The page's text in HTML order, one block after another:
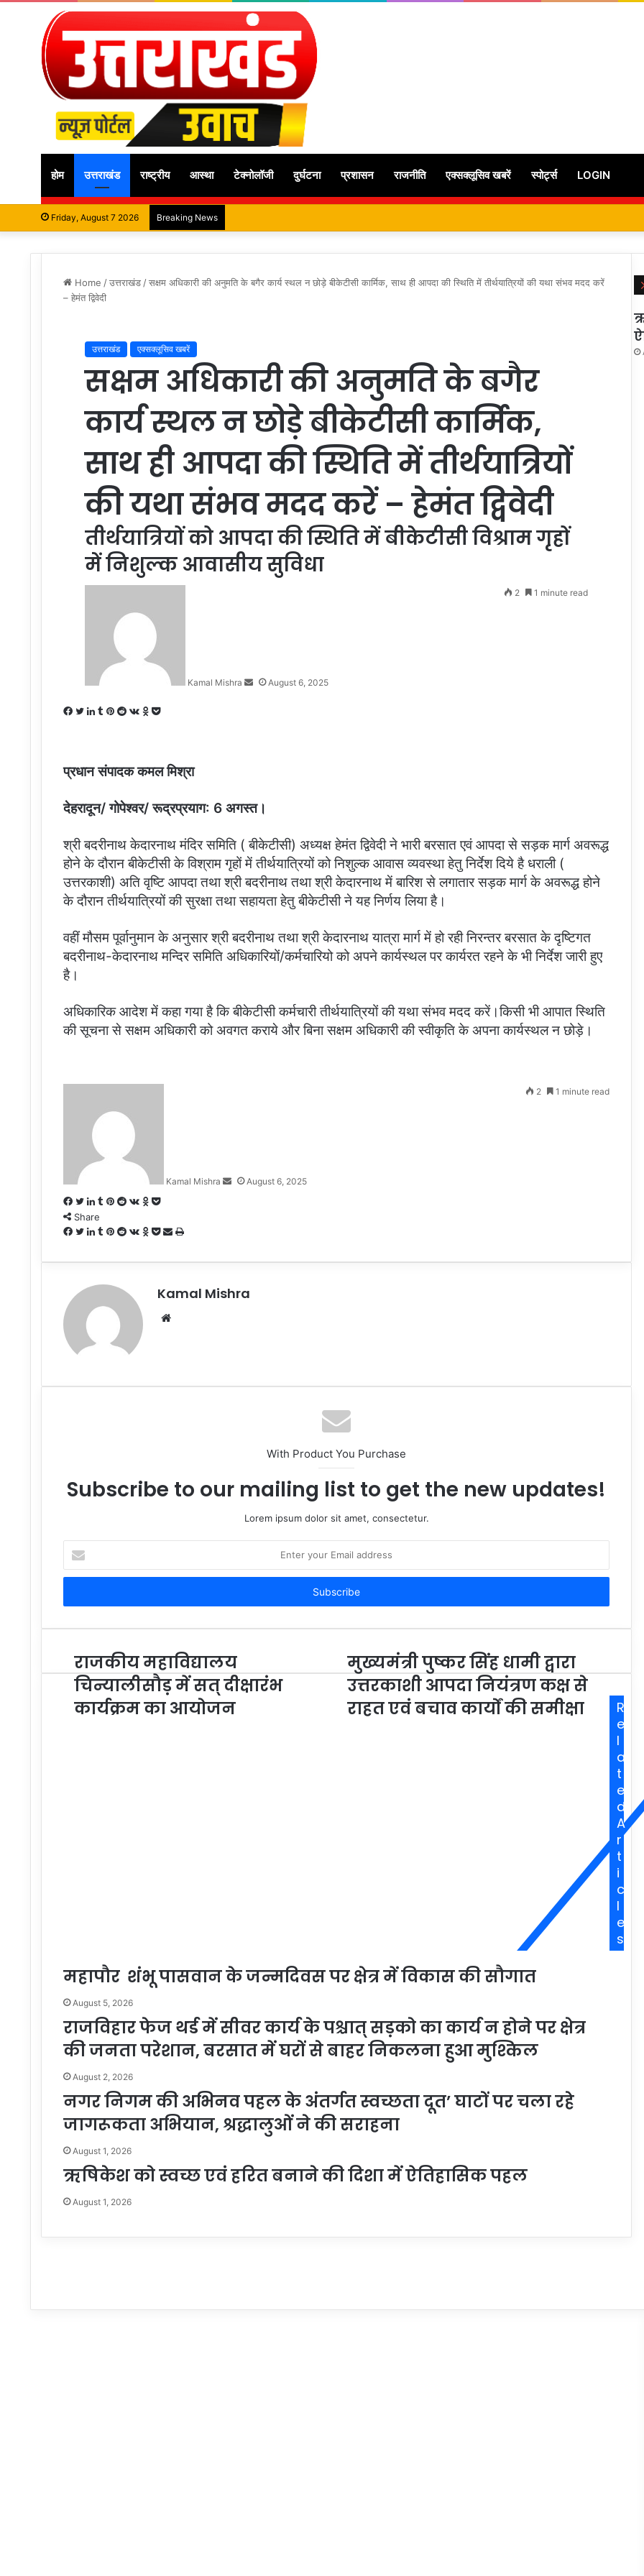
होम उत्तराखंड राष्ट्रीय आस्था टेक्नोलॉजी दुर्घटना प्रशासन राजनीति एक्सक्लूसिव खबरें स्पोर्ट्स LOGIN
Friday, August 7 2026 Breaking News
Home /उत्तराखंड /सक्षम अधिकारी की अनुमति के बगैर कार्य स्थल‌ न छोड़े बीकेटीसी कार्मिक, साथ ही आपदा की स्थिति में तीर्थयात्रियों की यथा संभव मदद करें
– हेमंत द्विवेदी
उत्तराखंड एक्सक्लूसिव खबरें
सक्षम अधिकारी की अनुमति के बगैर
कार्य स्थल‌ न छोड़े बीकेटीसी कार्मिक,
साथ ही आपदा की स्थिति में तीर्थयात्रियों
की यथा संभव मदद करें – हेमंत द्विवेदी
तीर्थयात्रियों को आपदा की स्थिति में बीकेटीसी विश्राम गृहों
में निशुल्क आवासीय सुविधा
Kamal Mishra August 6, 2025
2 1 minute read
Facebook
Twitter
LinkedIn
Tumblr
Pinterest
RedditVKontakte
Odnoklassniki
Pocket
प्रधान संपादक कमल मिश्रा
देहरादून/ गोपेश्वर/ रूद्रप्रयाग: 6 अगस्त।
श्री बदरीनाथ केदारनाथ मंदिर समिति ( बीकेटीसी) अध्यक्ष हेमंत द्विवेदी ने भारी बरसात एवं आपदा से सड़क मार्ग अवरूद्ध
होने के दौरान बीकेटीसी के विश्राम गृहों में तीर्थयात्रियों को निशुल्क आवास व्यवस्था हेतु निर्देश दिये है धराली (
उत्तरकाशी) अति वृष्टि आपदा तथा श्री बदरीनाथ तथा श्री केदारनाथ में बारिश से लगातार सड़क मार्ग के अवरूद्ध होने
के दौरान तीर्थयात्रियों की सुरक्षा तथा सहायता हेतु बीकेटीसी ने यह निर्णय लिया है।
वहीं मौसम पूर्वानुमान के अनुसार श्री बदरीनाथ तथा श्री केदारनाथ यात्रा मार्ग में हो रही निरन्तर बरसात के दृष्टिगत
बदरीनाथ-केदारनाथ मन्दिर समिति अधिकारियों/कर्मचारियो को अपने कार्यस्थल पर कार्यरत रहने के भी निर्देश जारी हुए
है।
अधिकारिक आदेश में कहा गया है कि बीकेटीसी कर्मचारी तीर्थयात्रियों की यथा संभव मदद करें।किसी भी आपात स्थिति
की सूचना से सक्षम अधिकारी को अवगत कराये और बिना सक्षम अधिकारी की स्वीकृति के अपना कार्यस्थल न छोड़े।
Kamal Mishra August 6, 2025
2 1 minute read
Facebook
Twitter
LinkedIn
Tumblr
Pinterest
RedditVKontakte
Odnoklassniki
Pocket
Share
Facebook
Twitter
LinkedIn
Tumblr
Pinterest
RedditVKontakte
Odnoklassniki
Pocket
Share
Email
Print
Kamal Mishra
Website
With Product You Purchase
Subscribe to our mailing list to get the new updates!
Lorem ipsum dolor sit amet, consectetur.
your
Email
राजकीय महाविद्यालय
चिन्यालीसौड़ में सत् दीक्षारंभ
कार्यक्रम का आयोजन
मुख्यमंत्री पुष्कर सिंह धामी द्वारा
उत्तरकाशी आपदा नियंत्रण कक्ष से
राहत एवं बचाव कार्यों की समीक्षा
R
e
l
a
t
e
d
A
r
t
i
c
l
e
s
महापौर शंभू पासवान के जन्मदिवस पर क्षेत्र में विकास की सौगात
August 5, 2026
राजविहार फेज थर्ड में सीवर कार्य के पश्चात् सड़को का कार्य न होने पर क्षेत्र
की जनता परेशान, बरसात में घरों से बाहर निकलना हुआ मुश्किल
August 2, 2026
नगर निगम की अभिनव पहल के अंतर्गत स्वच्छता दूत’ घाटों पर चला रहे
जागरूकता अभियान, श्रद्धालुओं ने की सराहना
August 1, 2026
ऋषिकेश को स्वच्छ एवं हरित बनाने की दिशा में ऐतिहासिक पहल
August 1, 2026